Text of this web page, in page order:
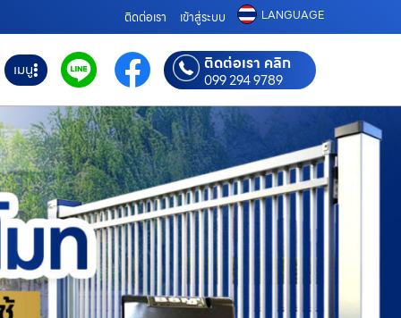
ติดต่อเรา เข้าสู่ระบบ LANGUAGE
เมนู ติดต่อเรา คลิก
099 294 9789